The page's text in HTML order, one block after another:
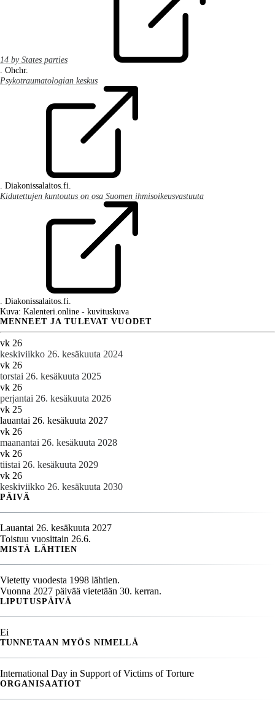
14 by States parties
. Ohchr.
Psykotraumatologian keskus
. Diakonissalaitos.fi.
Kidutettujen kuntoutus on osa Suomen ihmisoikeusvastuuta
. Diakonissalaitos.fi.
Kuva: Kalenteri.online - kuvituskuva
MENNEET JA TULEVAT VUODET
vk 26
keskiviikko 26. kesäkuuta 2024
vk 26
torstai 26. kesäkuuta 2025
vk 26
perjantai 26. kesäkuuta 2026
vk 25
lauantai 26. kesäkuuta 2027
vk 26
maanantai 26. kesäkuuta 2028
vk 26
tiistai 26. kesäkuuta 2029
vk 26
keskiviikko 26. kesäkuuta 2030
PÄIVÄ
Lauantai 26. kesäkuuta 2027
Toistuu vuosittain 26.6.
MISTÄ LÄHTIEN
Vietetty vuodesta 1998 lähtien.
Vuonna 2027 päivää vietetään 30. kerran.
LIPUTUSPÄIVÄ
Ei
TUNNETAAN MYÖS NIMELLÄ
International Day in Support of Victims of Torture
ORGANISAATIOT